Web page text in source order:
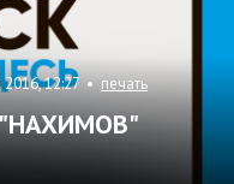
12:27 • печать